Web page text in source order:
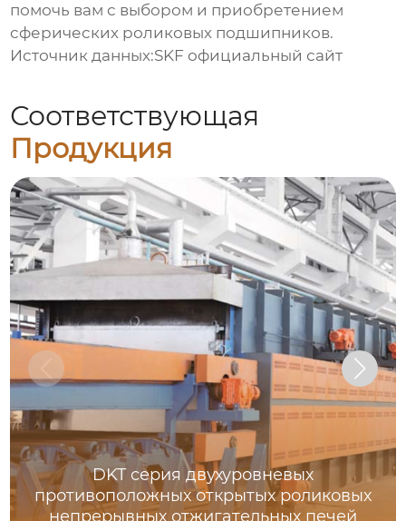
помочь вам с выбором и приобретением
сферических роликовых подшипников.
Источник данных:SKF официальный сайт
Соответствующая
Продукция
DKT серия двухуровневых
противоположных открытых роликовых
непрерывных отжигательных печей